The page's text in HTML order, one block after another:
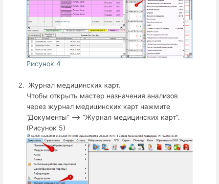
Рисунок 4
Журнал медицинских карт.
Чтобы открыть мастер назначения анализов
через журнал медицинских карт нажмите
“Документы” --> “Журнал медицинских карт”.
(Рисунок 5)